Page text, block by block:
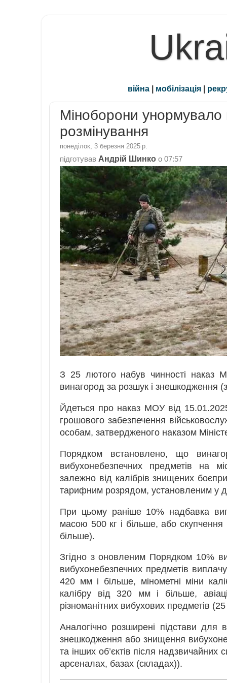
війна | мобілізація |
Міноборони унормувало
розмінування
понеділок, 3 березня 2025 р.
підготував Андрій Шинко о 07:57
З 25 лютого набув чинності наказ
винагород за розшук і знешкодження
Йдеться про наказ МОУ від
грошового забезпечення
особам, затвердженого наказом
Порядком встановлено, що
вибухонебезпечних предметів на
залежно від калібрів знищених
тарифним розрядом, установленим у
При цьому раніше 10% надбавка
масою 500 кг і більше, або скупчення
більше).
Згідно з оновленим Порядком 10%
вибухонебезпечних предметів
420 мм і більше, мінометні міни
калібру від 320 мм і більше,
різноманітних вибухових предметів
Аналогічно розширені підстави для
знешкодження або знищення
та інших об’єктів після надзвичайних
арсеналах, базах (складах)).